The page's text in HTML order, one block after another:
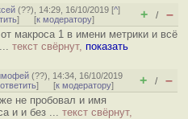
(??), 14:29, 16/10/2019 [^]
] [к модератору] + / –
от макроса 1 в имени метрики и всё
текст свёрнут, показать
(??), 14:34, 16/10/2019
ответить] [к модератору] + / –
не пробовал и имя
и и без ... текст свёрнут,